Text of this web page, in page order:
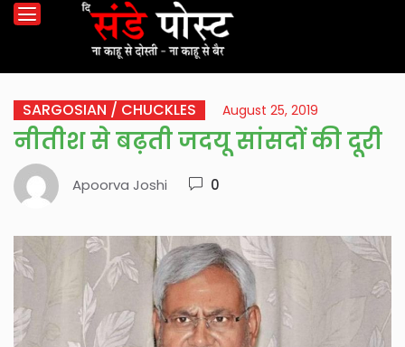
SARGOSIAN / CHUCKLES August 25, 2019
नीतीश से बढ़ती जदयू सांसदों की दूरी
Apoorva Joshi 0